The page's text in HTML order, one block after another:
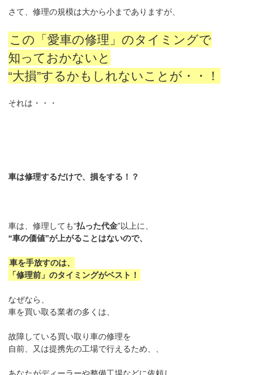
さて、修理の規模は大から小までありますが、
この「愛車の修理」のタイミングで
知っておかないと
“大損”するかもしれないことが・・！
それは・・・
車は修理するだけで、損をする！？
車は、修理しても“払った代金”以上に、
“車の価値”が上がることはないので、
車を手放すのは、
「修理前」のタイミングがベスト！
なぜなら、
車を買い取る業者の多くは、
故障している買い取り車の修理を
自前、又は提携先の工場で行えるため、、